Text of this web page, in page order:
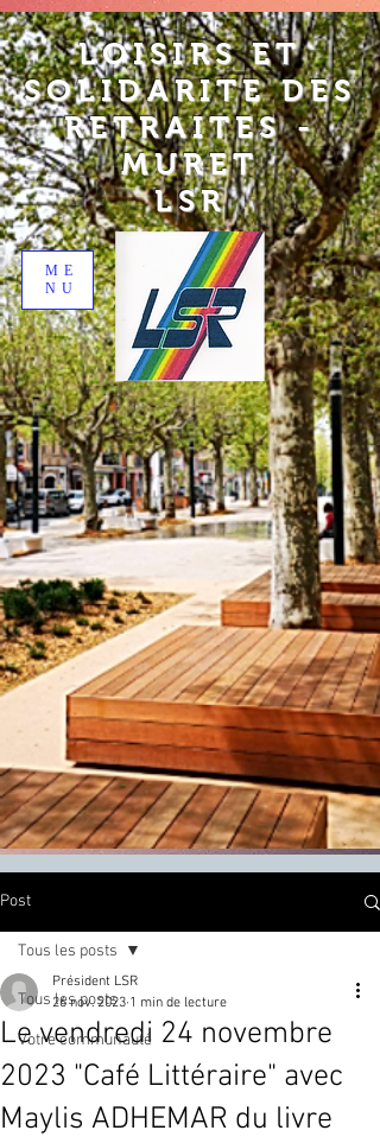
LOISIRS ET
SOLIDARITE DES
RETRAITES -
MURET
LSR
ME
NU
Post
Tous les posts
Votre communauté
Tous les posts
Le vendredi 24 novembre
2023 "Café Littéraire" avec
Maylis ADHEMAR du livre
Président LSR
26 nov. 2023 1 min de lecture